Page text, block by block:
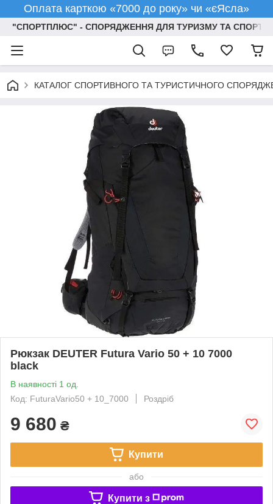
Оплата карткою «7000 до року» чи «єЯсла»
"СПОРТПЛЮС" - СПОРЯДЖЕННЯ ДЛЯ ТУРИЗМУ ТА СПОРТУ
КАТАЛОГ СПОРТИВНОГО ТА ТУРИСТИЧНОГО
Рюкзак DEUTER Futura Vario 50 + 10 7000
black
В наявності 1 од.
Код: FuturaVario50 + 10_7000
Роздріб
9 680 ₴
Купити
або
Купити з